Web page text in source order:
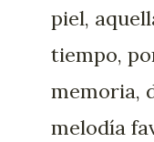
piel,
tiempo,
memoria,
melodía